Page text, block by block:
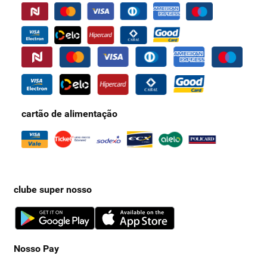
Agora que você já conhece nossas opções de suplementos de
colágeno, continue no site do Supernosso e conheça o
para ter ofertas exclusivas e descontos especiais!
cartão de alimentação
clube super nosso
Nosso Pay